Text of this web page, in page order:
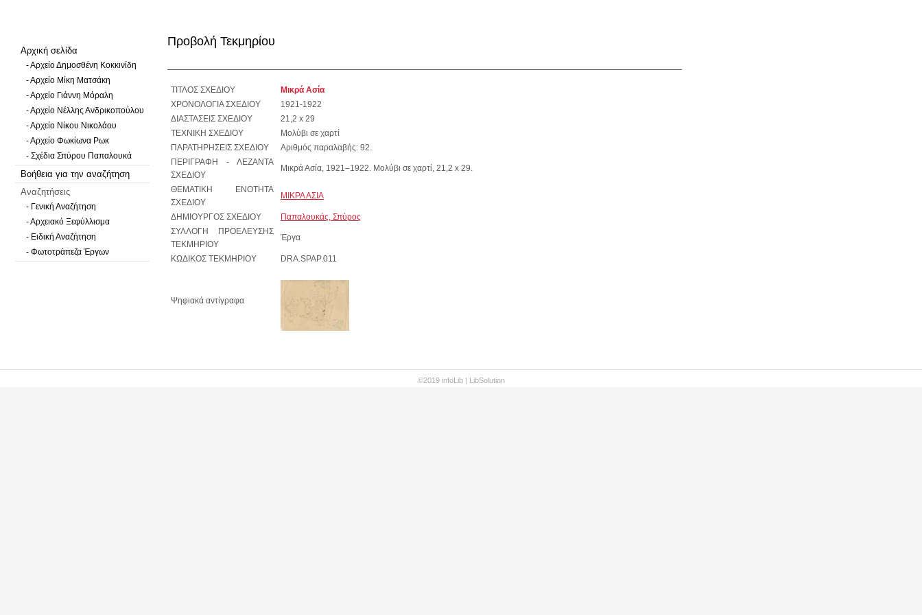
Αρχική σελίδα
- Αρχείο Δημοσθένη Κοκκινίδη
- Αρχείο Μίκη Ματσάκη
- Αρχείο Γιάννη Μόραλη
- Αρχείο Νέλλης Ανδρικοπούλου
- Αρχείο Νίκου Νικολάου
- Αρχείο Φωκίωνα Ρωκ
- Σχέδια Σπύρου Παπαλουκά
Βοήθεια για την αναζήτηση
Αναζητήσεις
- Γενική Αναζήτηση
- Αρχειακό Ξεφύλλισμα
- Ειδική Αναζήτηση
- Φωτοτράπεζα Έργων
Προβολή Τεκμηρίου
ΤΙΤΛΟΣ ΣΧΕΔΙΟΥ
Μικρά Ασία
ΧΡΟΝΟΛΟΓΙΑ ΣΧΕΔΙΟΥ
1921-1922
ΔΙΑΣΤΑΣΕΙΣ ΣΧΕΔΙΟΥ
21,2 x 29
ΤΕΧΝΙΚΗ ΣΧΕΔΙΟΥ
Μολύβι σε χαρτί
ΠΑΡΑΤΗΡΗΣΕΙΣ ΣΧΕΔΙΟΥ
Αριθμός παραλαβής: 92.
ΠΕΡΙΓΡΑΦΗ - ΛΕΖΑΝΤΑ
ΣΧΕΔΙΟΥ
Μικρά Ασία, 1921–1922. Μολύβι σε χαρτί, 21,2 x 29.
ΘΕΜΑΤΙΚΗ ΕΝΟΤΗΤΑ
ΣΧΕΔΙΟΥ
ΜΙΚΡΑ ΑΣΙΑ
ΔΗΜΙΟΥΡΓΟΣ ΣΧΕΔΙΟΥ
Παπαλουκάς, Σπύρος
ΣΥΛΛΟΓΗ ΠΡΟΕΛΕΥΣΗΣ
ΤΕΚΜΗΡΙΟΥ
Έργα
ΚΩΔΙΚΟΣ ΤΕΚΜΗΡΙΟΥ DRA.SPAP.011
Ψηφιακά αντίγραφα
©2019 infoLib | LibSolution